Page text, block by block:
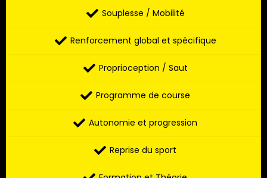
Souplesse / Mobilité
Renforcement global et spécifique
Proprioception / Saut
Programme de course
Autonomie et progression
Reprise du sport